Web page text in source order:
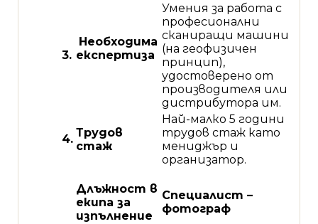
3.
Необходима
експертиза
Умения за работа с
професионални
сканиращи машини
(на геофизичен
принцип),
удостоверено от
производителя или
дистрибутора им.
4. Трудов
стаж
Най-малко 5 години
трудов стаж като
мениджър и
организатор.
Длъжност в
екипа за
изпълнение
Специалист –
фотограф